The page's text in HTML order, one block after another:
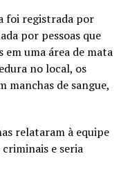
foi registrada por
por pessoas que
uma área de mata
no local, os
manchas de sangue,
relataram à equipe
e seria